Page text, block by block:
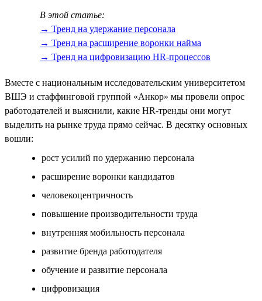
В этой статье:
→ Тренд на удержание персонала
→ Тренд на расширение воронки найма
→ Тренд на цифровизацию HR-процессов
Вместе с национальным исследовательским университетом
ВШЭ и стаффинговой группой «Анкор» мы провели опрос
работодателей и выяснили, какие HR-тренды они могут
выделить на рынке труда прямо сейчас. В десятку основных
вошли:
рост усилий по удержанию персонала
расширение воронки кандидатов
человекоцентричность
повышение производительности труда
внутренняя мобильность персонала
развитие бренда работодателя
обучение и развитие персонала
цифровизация